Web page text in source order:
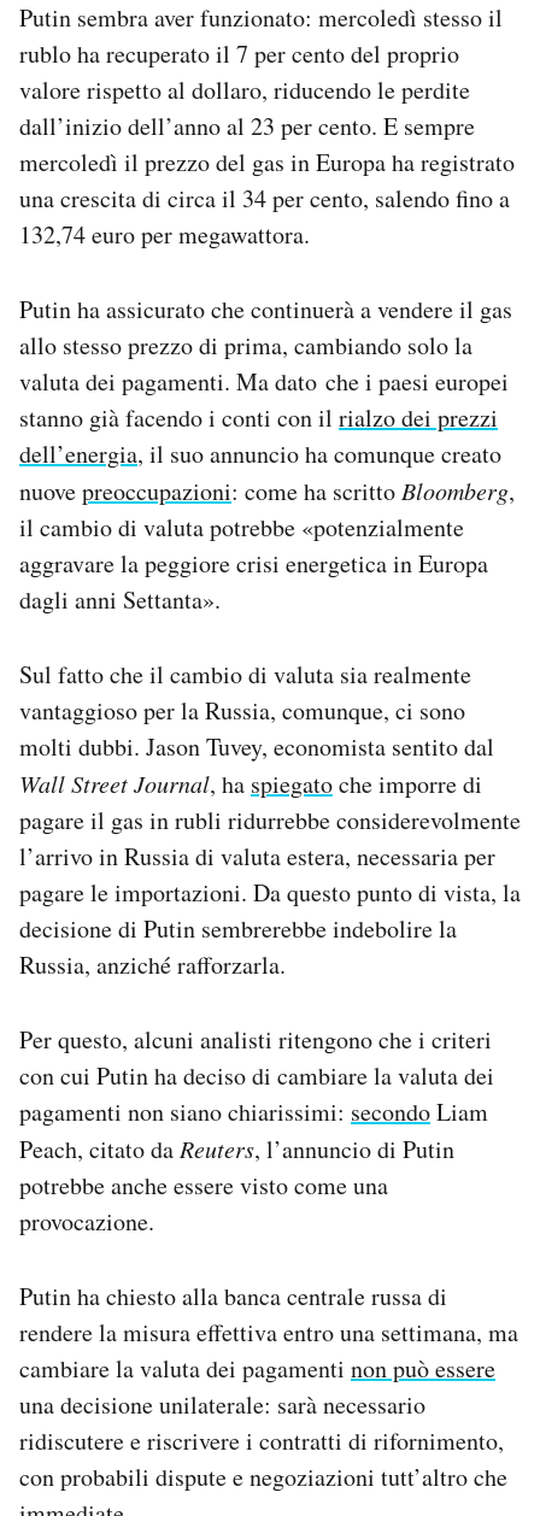
Putin sembra aver funzionato: mercoledì stesso il
rublo ha recuperato il 7 per cento del proprio
valore rispetto al dollaro, riducendo le perdite
dall’inizio dell’anno al 23 per cento. E sempre
mercoledì il prezzo del gas in Europa ha registrato
una crescita di circa il 34 per cento, salendo fino a
132,74 euro per megawattora.
Putin ha assicurato che continuerà a vendere il gas
allo stesso prezzo di prima, cambiando solo la
valuta dei pagamenti. Ma dato che i paesi europei
stanno già facendo i conti con il rialzo dei prezzi
dell’energia, il suo annuncio ha comunque creato
nuovepreoccupazioni: come ha scrittoBloomberg,
il cambio di valuta potrebbe «potenzialmente
aggravare la peggiore crisi energetica in Europa
dagli anni Settanta».
Sul fatto che il cambio di valuta sia realmente
vantaggioso per la Russia, comunque, ci sono
molti dubbi. Jason Tuvey, economista sentito dal
Wall Street Journal, ha spiegatoche imporre di
pagare il gas in rubli ridurrebbe considerevolmente
l’arrivo in Russia di valuta estera, necessaria per
pagare le importazioni. Da questo punto di vista, la
decisione di Putin sembrerebbe indebolire la
Russia, anziché rafforzarla.
Per questo, alcuni analisti ritengono che i criteri
con cui Putin ha deciso di cambiare la valuta dei
pagamenti non siano chiarissimi: secondoLiam
Peach, citato daReuters, l’annuncio di Putin
potrebbe anche essere visto come una
provocazione.
Putin ha chiesto alla banca centrale russa di
rendere la misura effettiva entro una settimana, ma
cambiare la valuta dei pagamenti non può essere
una decisione unilaterale: sarà necessario
ridiscutere e riscrivere i contratti di rifornimento,
con probabili dispute e negoziazioni tutt’altro che